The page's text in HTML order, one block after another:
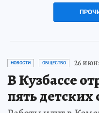
НОВОСТИ ОБЩЕСТВО 26
В Кузбассе
пять детских